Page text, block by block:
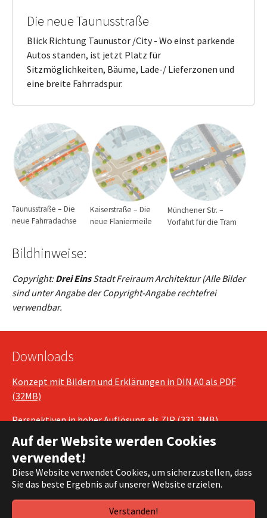
Auf der Website werden Cookies
verwendet!
Diese Website verwendet Cookies, um sicherzustellen, dass
Sie das beste Ergebnis auf unserer Website erzielen.
Verstanden!
Die neue Taunusstraße
Blick Richtung Taunustor /City - Wo einst parkende
Autos standen, ist jetzt Platz für
Sitzmöglichkeiten, Bäume, Lade-/ Lieferzonen und
eine breite Fahrradspur.
Taunusstraße – Die
neue Fahrradachse
Kaiserstraße – Die
neue Flaniermeile
Münchener Str. –
Vorfahrt für die Tram
Bildhinweise:
Copyright:Drei EinsStadt Freiraum Architektur (Alle Bilder
sind unter Angabe der Copyright-Angabe rechtefrei
verwendbar.
Downloads
Konzept mit Bildern und Erklärungen in DIN A0 als PDF
(32MB)
Perspektiven in hoher Auflösung als ZIP (331,3MB)
(c) 2021 DIE FRAKTION |Impressum| Datenschutz